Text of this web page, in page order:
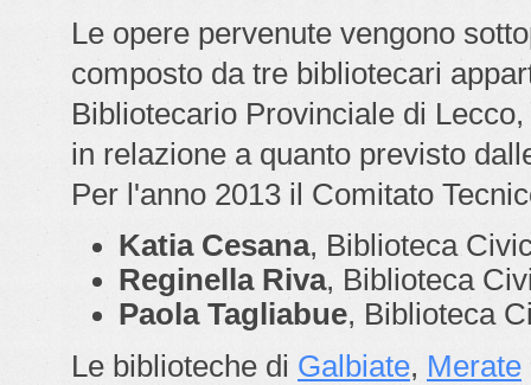
Le opere pervenute vengono
composto da tre bibliotecari
Bibliotecario Provinciale di
in relazione a quanto previsto
Per l'anno 2013 il Comitato
Katia Cesana, Biblioteca
Reginella Riva, Biblioteca
Paola Tagliabue, Biblioteca
Le biblioteche di Galbiate, Merate